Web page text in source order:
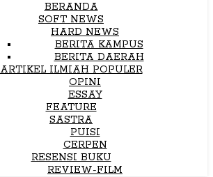
BERANDA
SOFT NEWS
HARD NEWS
BERITA KAMPUS
BERITA DAERAH
ARTIKEL ILMIAH POPULER
OPINI
ESSAY
FEATURE
SASTRA
PUISI
CERPEN
RESENSI BUKU
REVIEW-FILM